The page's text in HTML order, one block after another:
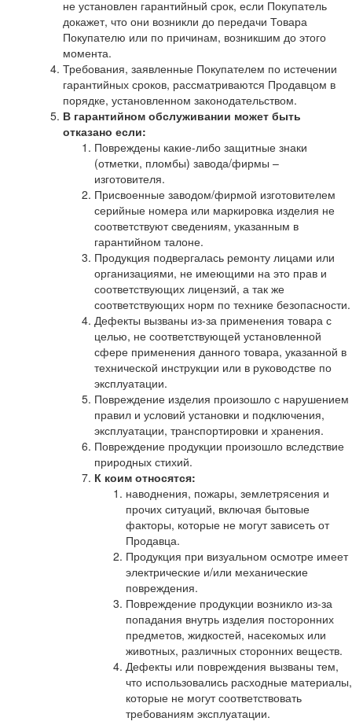
не установлен гарантийный срок, если Покупатель
докажет, что они возникли до передачи Товара
Покупателю или по причинам, возникшим до этого
момента.
Требования, заявленные Покупателем по истечении
гарантийных сроков, рассматриваются Продавцом в
порядке, установленном законодательством.
В гарантийном обслуживании может быть
отказано если:
Повреждены какие-либо защитные знаки
(отметки, пломбы) завода/фирмы –
изготовителя.
Присвоенные заводом/фирмой изготовителем
серийные номера или маркировка изделия не
соответствуют сведениям, указанным в
гарантийном талоне.
Продукция подвергалась ремонту лицами или
организациями, не имеющими на это прав и
соответствующих лицензий, а так же
соответствующих норм по технике безопасности.
Дефекты вызваны из-за применения товара с
целью, не соответствующей установленной
сфере применения данного товара, указанной в
технической инструкции или в руководстве по
эксплуатации.
Повреждение изделия произошло с нарушением
правил и условий установки и подключения,
эксплуатации, транспортировки и хранения.
Повреждение продукции произошло вследствие
природных стихий.
К коим относятся:
наводнения, пожары, землетрясения и
прочих ситуаций, включая бытовые
факторы, которые не могут зависеть от
Продавца.
Продукция при визуальном осмотре имеет
электрические и/или механические
повреждения.
Повреждение продукции возникло из-за
попадания внутрь изделия посторонних
предметов, жидкостей, насекомых или
животных, различных сторонних веществ.
Дефекты или повреждения вызваны тем,
что использовались расходные материалы,
которые не могут соответствовать
требованиям эксплуатации.